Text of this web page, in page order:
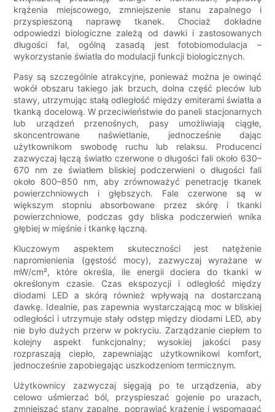
krążenia miejscowego, zmniejszenie stanu zapalnego i
przyspieszoną naprawę tkanek. Chociaż dokładne
odpowiedzi biologiczne zależą od dawki i zastosowanych
długości fal, ogólną zasadą jest fotobiomodulacja –
wykorzystanie światła do modulacji funkcji biologicznych.
Pasy są szczególnie atrakcyjne, ponieważ można je owinąć
wokół obszaru takiego jak brzuch, dolna część pleców lub
stawy, utrzymując stałą odległość między emiterami światła a
tkanką docelową. W przeciwieństwie do paneli stacjonarnych
lub urządzeń przenośnych, pasy umożliwiają ciągłe,
skoncentrowane naświetlanie, jednocześnie dając
użytkownikom swobodę ruchu lub relaksu. Producenci
zazwyczaj łączą światło czerwone o długości fali około 630–
670 nm ze światłem bliskiej podczerwieni o długości fali
około 800–850 nm, aby zrównoważyć penetrację tkanek
powierzchniowych i głębszych. Fale czerwone są w
większym stopniu absorbowane przez skórę i tkanki
powierzchniowe, podczas gdy bliska podczerwień wnika
głębiej w mięśnie i tkankę łączną.
Kluczowym aspektem skuteczności jest natężenie
napromienienia (gęstość mocy), zazwyczaj wyrażane w
mW/cm², które określa, ile energii dociera do tkanki w
określonym czasie. Czas ekspozycji i odległość między
diodami LED a skórą również wpływają na dostarczaną
dawkę. Idealnie, pas zapewnia wystarczającą moc w bliskiej
odległości i utrzymuje stały odstęp między diodami LED, aby
nie było dużych przerw w pokryciu. Zarządzanie ciepłem to
kolejny aspekt funkcjonalny; wysokiej jakości pasy
rozpraszają ciepło, zapewniając użytkownikowi komfort,
jednocześnie zapobiegając uszkodzeniom termicznym.
Użytkownicy zazwyczaj sięgają po te urządzenia, aby
celowo uśmierzać ból, przyspieszać gojenie po urazach,
zmniejszać stany zapalne, poprawiać krążenie i wspomagać